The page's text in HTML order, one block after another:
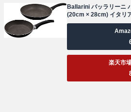
Ballarini バッラリーニ
(20cm × 28cm) イタリ
楽天市